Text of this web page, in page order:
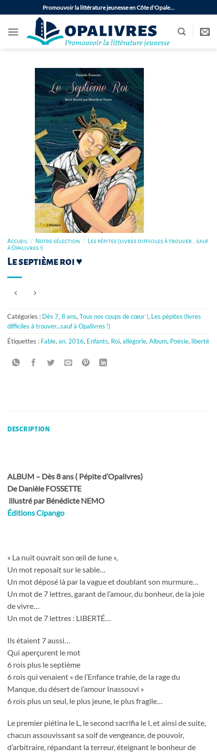
au
contenu
Promouvoir la littérature jeunesse en Côte d'Opale…
Accueil / Notre sélection / Les pépites (livres difficiles à trouver...sauf
à Opalivres !)
Le septième roi ♥
Catégories : Dès 7, 8 ans,Tous nos coups de cœur !, Les pépites (livres
difficiles à trouver...sauf à Opalivres !)
Étiquettes : Fable,an. 2016, Enfants, Roi,allégorie,Album, Poésie, liberté
DESCRIPTION
ALBUM – Dès 8 ans ( Pépite d’Opalivres)
De Danièle FOSSETTE
illustré par Bénédicte NEMO
Éditions Cipango
« La nuit ouvrait son œil de lune »,
Un mot reposait sur le sable…
Un mot déposé là par la vague et doublant son murmure…
Un mot de 7 lettres, garant de l’amour, du bonheur, de la joie
de vivre…
Un mot de 7 lettres : LIBERTÉ…
Ils étaient 7 aussi…
Qui aperçurent le mot
6 rois plus le septième
6 rois qui venaient « de l’Enfance trahie, de la rage du
Manque, du désert de l’amour Inassouvi »
6 rois plus un seul, le plus jeune, le plus fragile…
Le premier piétina le L, le second sacrifia le I, et ainsi de suite,
chacun assouvissant sa soif de vengeance, de pouvoir,
d’arbitraire, répandant la terreur, éteignant le bonheur de